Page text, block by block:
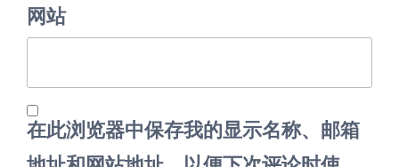
网站
在此浏览器中保存我的显示名称、邮箱